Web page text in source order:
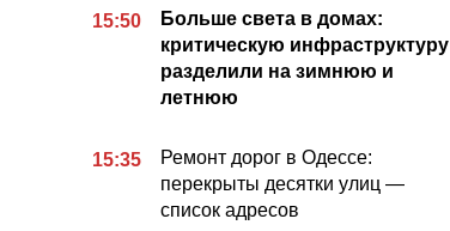
15:50
Больше света в домах:
критическую инфраструктуру
разделили на зимнюю и
летнюю
15:35
Ремонт дорог в Одессе:
перекрыты десятки улиц —
список адресов